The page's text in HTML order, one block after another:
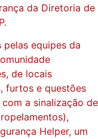
da Diretoria de
equipes da
de locais
furtos e questões
a sinalização de
Helper, um